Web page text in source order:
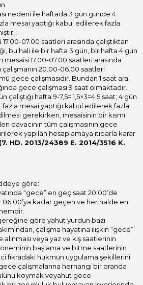
nedeni ile haftada 3 gün günde 4
mesai yaptığı kabul edilerek fazla
17.00-07.00 saatleri arasında çalıştıktan
bu hali ile bir hafta 3 gün, bir hafta 4 gün
mesaisi 17.00-07.00 saatleri arasında
20.00-06.00 saatleri
gece çalışmasıdır. Bundan 1 saat ara
gece çalışması 9 saat olmaktadır.
çalıştığı hafta 9-7,5= 1,5×3=4,5 saat; 4 gün
fazla mesai yaptığı kabul edilerek fazla
gerekirken, mesaisinin bir kısmı
davacının tüm çalışmasının gece
yapılan hesaplamaya itibarla karar
(7. HD. 2013/24389 E. 2014/3516 K.
göre:
“gece” en geç saat 20.00’de
kadar geçen ve her halde en
göre yahut yurdun bazı
çalışma hayatına ilişkin “gece”
alınması veya yaz ve kış saatlerinin
başlama ve bitme saatlerinin
fıkradaki hükmün uygulama şekillerini
çalışmalarına herhangi bir oranda
koymak veyahut gece